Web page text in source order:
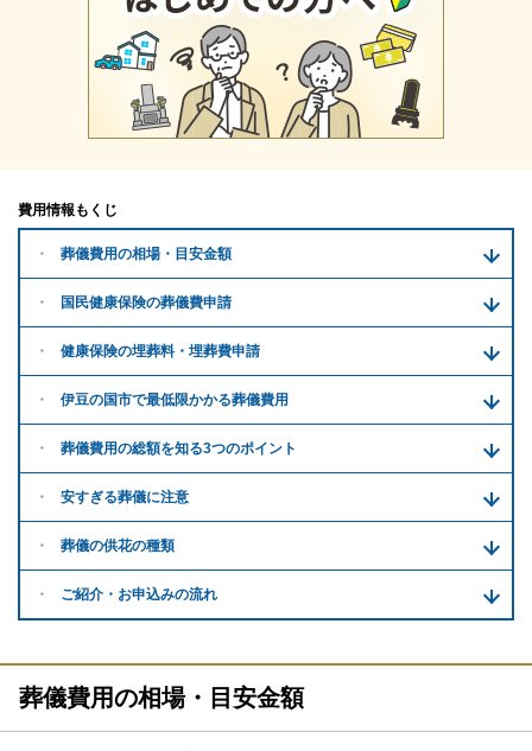
費用情報もくじ
葬儀費用の相場・目安金額
国民健康保険の葬儀費申請
健康保険の埋葬料・ 埋葬費申請
伊豆の国市で最低限かかる葬儀費用
葬儀費用の総額を知る3つのポイント
安すぎる葬儀に注意
葬儀の供花の種類
ご紹介・ お申込みの流れ
葬儀費用の相場・目安金額